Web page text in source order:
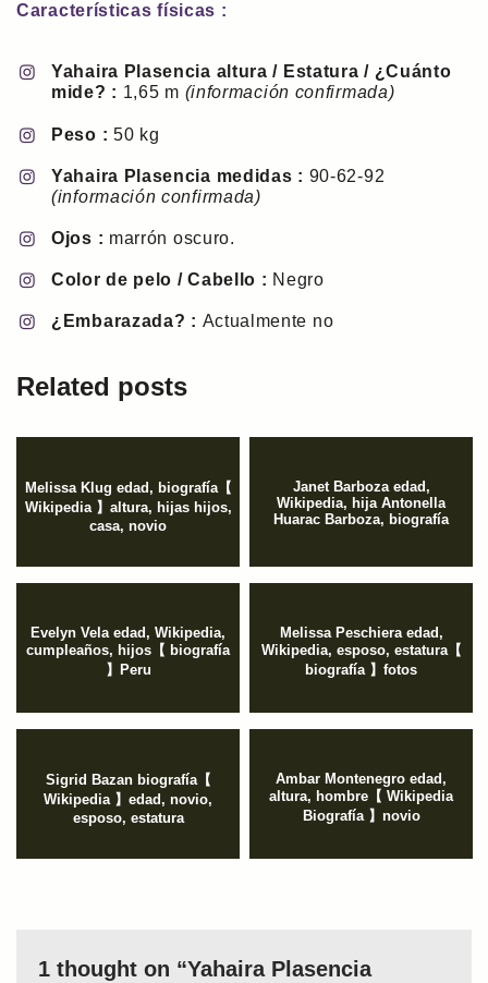
Características físicas :
Yahaira Plasencia altura / Estatura / ¿Cuánto
mide? : 1,65 m (información confirmada)
Peso : 50 kg
Yahaira Plasencia medidas : 90-62-92
(información confirmada)
Ojos : marrón oscuro.
Color de pelo / Cabello : Negro
¿Embarazada? : Actualmente no
Related posts
Melissa Klug edad, biografía【
Wikipedia 】altura, hijas hijos,
casa, novio
Janet Barboza edad,
Wikipedia, hija Antonella
Huarac Barboza, biografía
Evelyn Vela edad, Wikipedia,
cumpleaños, hijos【 biografía
】Peru
Melissa Peschiera edad,
Wikipedia, esposo, estatura【
biografía 】fotos
Sigrid Bazan biografía【
Wikipedia 】edad, novio,
esposo, estatura
Ambar Montenegro edad,
altura, hombre【 Wikipedia
Biografía 】novio
1 thought on “Yahaira Plasencia